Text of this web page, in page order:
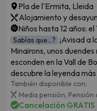
Pla de l'Ermita, Lleida
Alojamiento y
Niños hasta 12 años: el
Sabías que...? ¡Avisad a
Minairons, unos
esconden en la Vall de
descubre la leyenda
También disponible con:
Media pensión, Pensión
Cancelación